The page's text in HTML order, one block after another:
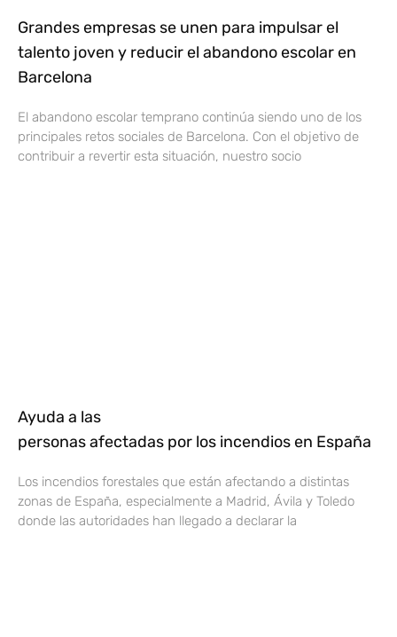
Grandes empresas se unen para impulsar el
talento joven y reducir el abandono escolar en
Barcelona
El abandono escolar temprano continúa siendo uno de los
principales retos sociales de Barcelona. Con el objetivo de
contribuir a revertir esta situación, nuestro socio
Ayuda a las
personas afectadas por los incendios en España
Los incendios forestales que están afectando a distintas
zonas de España, especialmente a Madrid, Ávila y Toledo
donde las autoridades han llegado a declarar la